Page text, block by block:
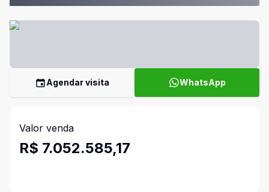
Agendar visita WhatsApp
Valor venda
R$ 7.052.585,17